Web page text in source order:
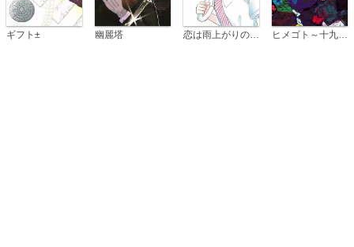
ギフト± 幽麗塔 ヒメゴト～十九歳の制服～